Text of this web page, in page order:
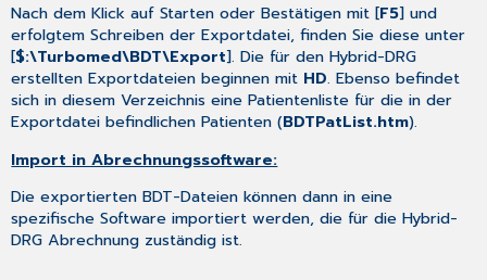
Nach dem Klick auf Starten oder Bestätigen mit [F5] und
erfolgtem Schreiben der Exportdatei, finden Sie diese unter
[$:\Turbomed\BDT\Export]. Die für den Hybrid-DRG
erstellten Exportdateien beginnen mit HD. Ebenso befindet
sich in diesem Verzeichnis eine Patientenliste für die in der
Exportdatei befindlichen Patienten (BDTPatList.htm).
Import in Abrechnungssoftware:
Die exportierten BDT-Dateien können dann in eine
spezifische Software importiert werden, die für die Hybrid-
DRG Abrechnung zuständig ist.